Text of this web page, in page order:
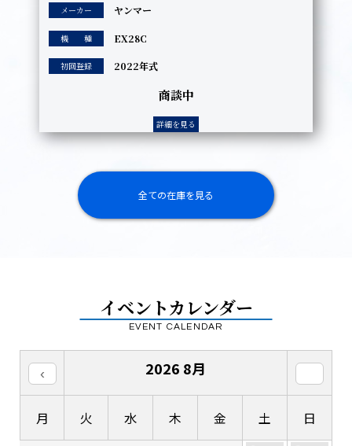
メーカー ヤンマー
機 種 EX28C
初回登録 2022年式
商談中
詳細を見る
全ての在庫を見る
イベントカレンダー
EVENT CALENDAR
2026 8月
月 火 水 木 金 土 日